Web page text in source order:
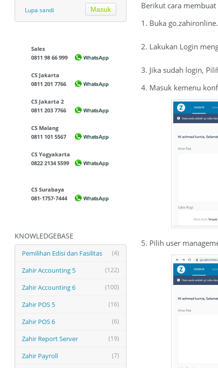
Lupa sandi
Sales
0811 98 66 999
CS Jakarta
0811 201 7766
CS Jakarta 2
0811 203 7766
CS Malang
0811 101 5567
CS Yogyakarta
0822 2134 5599
CS Surabaya
081-1757-7444
KNOWLEDGEBASE
(4)
Pemilihan Edisi dan Fasilitas
(122)
Zahir Accounting 5
(100)
Zahir Accounting 6
(16)
Zahir POS 5
(6)
Zahir POS 6
(19)
Zahir Report Server
(7)
Zahir Payroll
Berikut cara
1. Buka
2. Lakukan Login
3. Jika sudah login,
4. Masuk kemenu
5. Pilih user